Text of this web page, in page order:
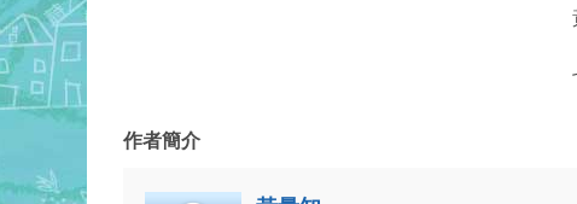
黃量知
七月二十
作者簡介